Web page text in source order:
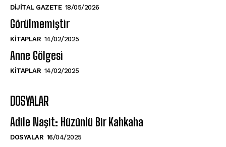
DIJITAL GAZETE 18/05/2026
Görülmemiştir
KITAPLAR 14/02/2025
Anne Gölgesi
KITAPLAR 14/02/2025
DOSYALAR
Adile Naşit: Hüzünlü Bir Kahkaha
DOSYALAR 16/04/2025